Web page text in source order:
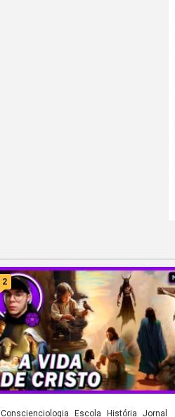
2
Conscienciologia Escola História Jornal